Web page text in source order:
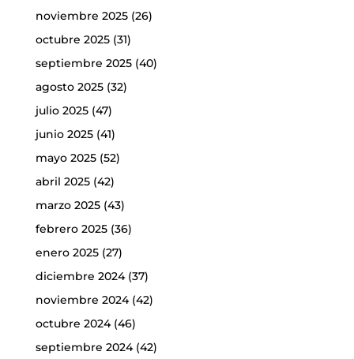
noviembre 2025(26)
octubre 2025(31)
septiembre 2025(40)
agosto 2025(32)
julio 2025(47)
junio 2025(41)
mayo 2025(52)
abril 2025(42)
marzo 2025(43)
febrero 2025(36)
enero 2025(27)
diciembre 2024(37)
noviembre 2024(42)
octubre 2024(46)
septiembre 2024(42)